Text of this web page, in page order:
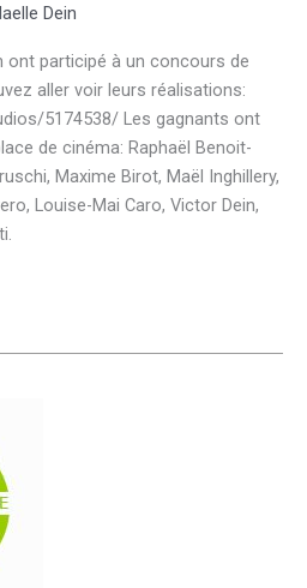
Dein
ont participé à un concours de
aller voir leurs réalisations:
5174538/ Les gagnants ont
de cinéma: Raphaël Benoit-
Maxime Birot, Maël Inghillery,
Louise-Mai Caro, Victor Dein,